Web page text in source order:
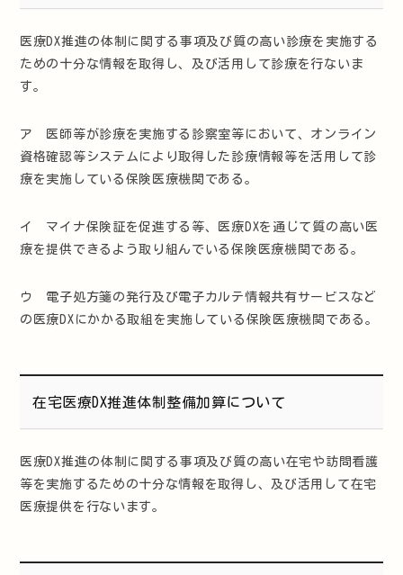
医療DX推進の体制に関する事項及び質の高い診療を実施する
ための十分な情報を取得し、及び活用して診療を行ないま
す。
ア 医師等が診療を実施する診察室等において、オンライン
資格確認等システムにより取得した診療情報等を活用して診
療を実施している保険医療機関である。
イ マイナ保険証を促進する等、医療DXを通じて質の高い医
療を提供できるよう取り組んでいる保険医療機関である。
ウ 電子処方箋の発行及び電子カルテ情報共有サービスなど
の医療DXにかかる取組を実施している保険医療機関である。
在宅医療DX推進体制整備加算について
医療DX推進の体制に関する事項及び質の高い在宅や訪問看護
等を実施するための十分な情報を取得し、及び活用して在宅
医療提供を行ないます。